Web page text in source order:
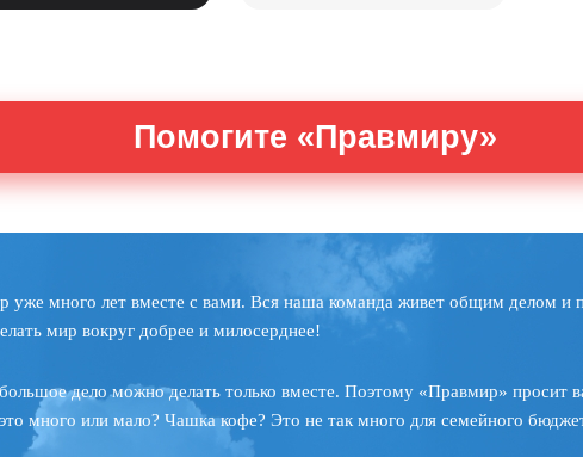
Помогите «Правмиру»
уже много лет вместе с вами. Вся наша команда живет общим делом и
мир вокруг добрее и милосерднее!
дело можно делать только вместе. Поэтому «Правмир» просит
много или мало? Чашка кофе? Это не так много для семейного